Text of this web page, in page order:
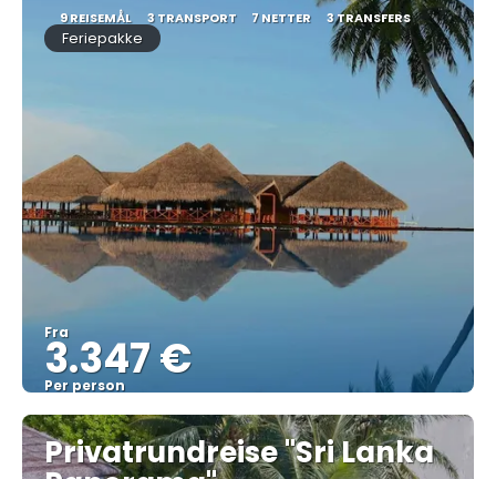
9 REISEMÅL 3 TRANSPORT 7 NETTER 3 TRANSFERS
Feriepakke
Fra
3.347 €
Per person
Se
Privatrundreise "Sri Lanka